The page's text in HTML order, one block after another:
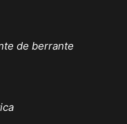
de berrante